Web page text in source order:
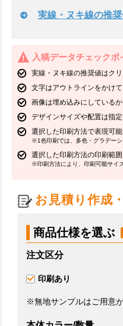
実線・ヌキ線の推
入稿データチェックポ
実線・ヌキ線の推奨値はク
文字はアウトラインをかけ
画像は埋め込みにしているか
デザインサイズや配置は指
選択した印刷方法で表現可
※1色印刷では、多色・グラデーシ
選択した印刷方法の印刷範
※印刷方法により、印刷可能サイ
お見積り作成
商品仕様を選ぶ
注文区分
印刷あり
※無地サンプルはご用意